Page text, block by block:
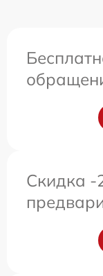
Скидка -